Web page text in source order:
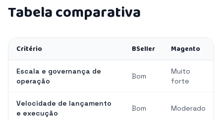
Tabela comparativa
Critério BSeller Magento
Escala e governança de
operação
Bom
Muito
forte
Velocidade de lançamento
e execução
Bom Moderado